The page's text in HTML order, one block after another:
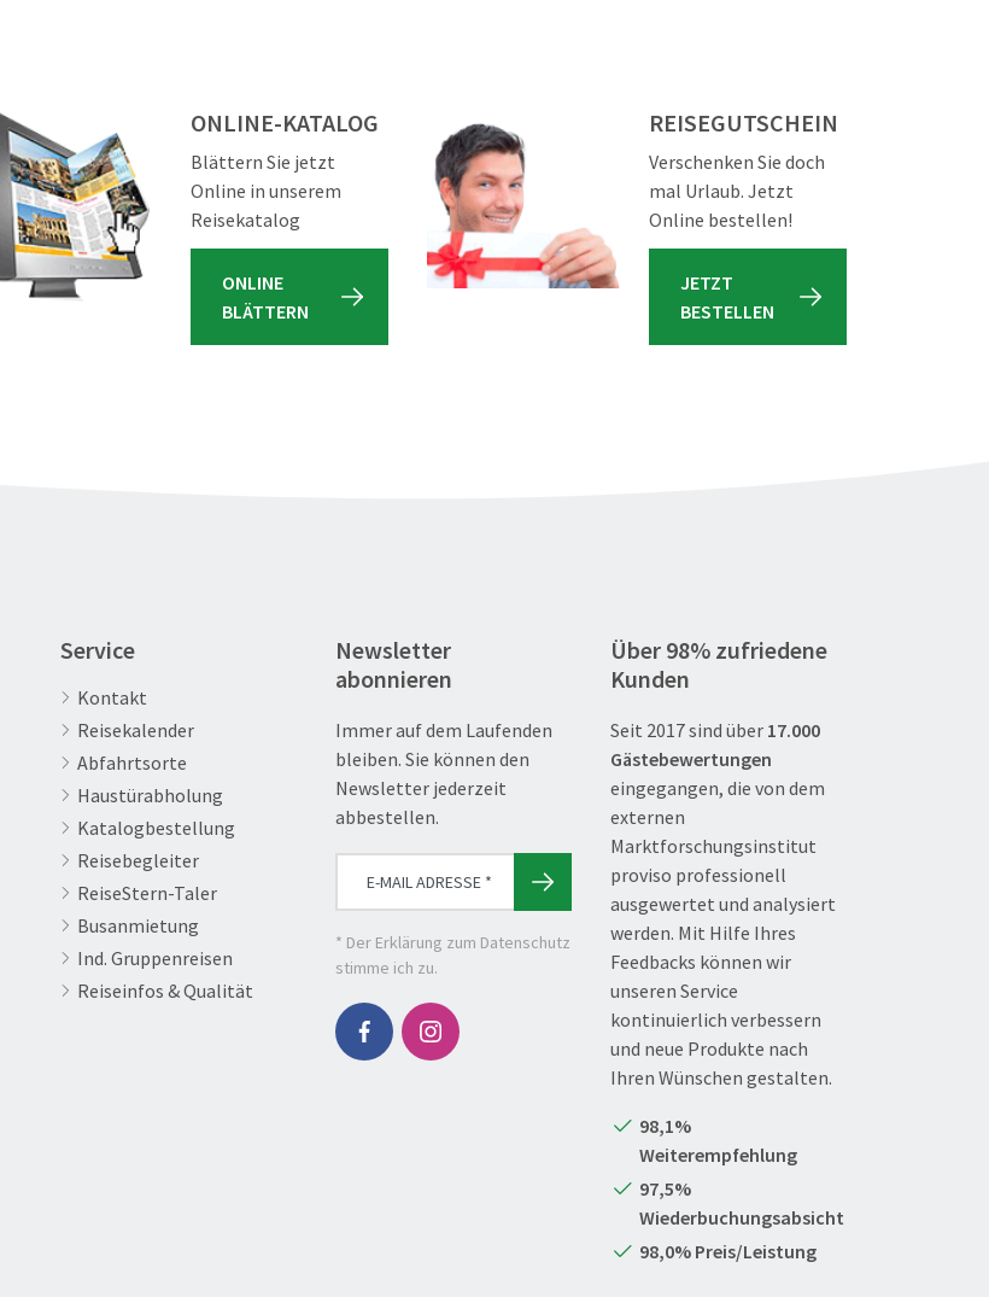
Luxemburg
© Boris Stroujko
ONLINE-KATALOG
Blättern Sie jetzt
Online in unserem
Reisekatalog
ONLINE
BLÄTTERN
REISEGUTSCHEIN
Verschenken Sie doch
mal Urlaub. Jetzt
Online bestellen!
JETZT
BESTELLEN
Service
Kontakt
Reisekalender
Abfahrtsorte
Haustürabholung
Katalogbestellung
Reisebegleiter
ReiseStern-Taler
Busanmietung
Ind. Gruppenreisen
Reiseinfos & Qualität
Newsletter
abonnieren
Immer auf dem Laufenden
bleiben. Sie können den
Newsletter jederzeit
abbestellen.
* Der Erklärung zum Datenschutz
stimme ich zu.
Über 98% zufriedene
Kunden
Seit 2017 sind über 17.000
Gästebewertungen
eingegangen, die von dem
externen
Marktforschungsinstitut
proviso professionell
ausgewertet und analysiert
werden. Mit Hilfe Ihres
Feedbacks können wir
unseren Service
kontinuierlich verbessern
und neue Produkte nach
Ihren Wünschen gestalten.
98,1%
Weiterempfehlung
97,5%
Wiederbuchungsabsicht
98,0% Preis/Leistung